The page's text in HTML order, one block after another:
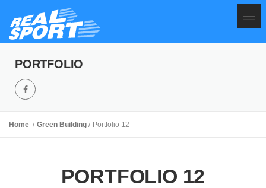
PORTFOLIO
Home Green Building Portfolio 12
PORTFOLIO 12